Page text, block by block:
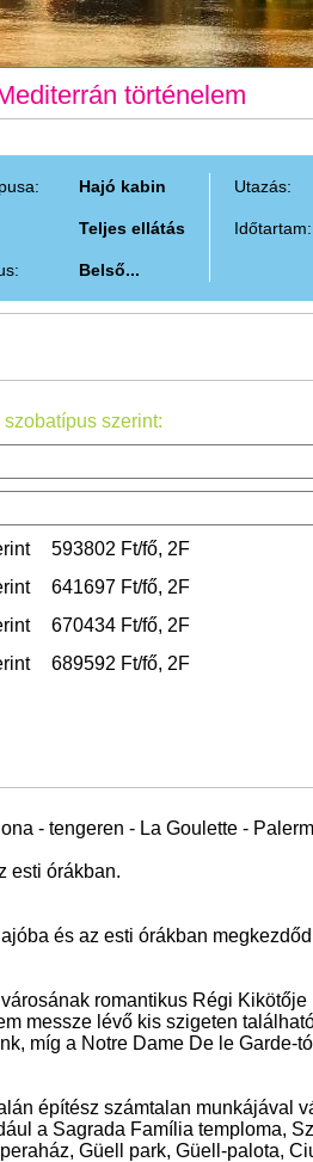
történelem
Hajó kabin
Teljes ellátás
Belső...
Utazás:
Időtartam:
szerint:
593802 Ft/fő, 2F
641697 Ft/fő, 2F
670434 Ft/fő, 2F
689592 Ft/fő, 2F
- tengeren - La Goulette -
esti órákban.
és az esti órákban
romantikus Régi
messze lévő kis szigeten
míg a Notre Dame De le Garde-
építész számtalan munkájával
a Sagrada Família temploma,
Güell park, Güell-palota,